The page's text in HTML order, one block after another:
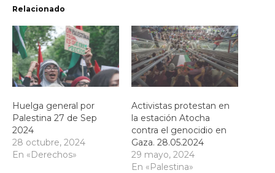
Relacionado
Huelga general por
Palestina 27 de Sep
2024
28 octubre, 2024
En «Derechos»
Activistas protestan en
la estación Atocha
contra el genocidio en
Gaza. 28.05.2024
29 mayo, 2024
En «Palestina»